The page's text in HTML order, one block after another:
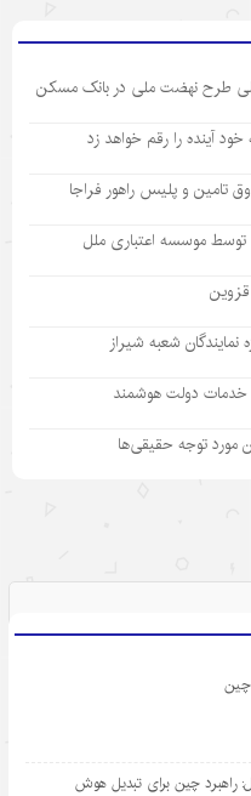
طرح نهضت ملی در بانک مسکن
آینده را رقم خواهد زد
تامین و پلیس راهور فراجا
قزوین
نمایندگان شعبه شیراز
خدمات دولت هوشمند
مورد توجه حقیقی‌ها
چین
راهبرد چین برای تبدیل هوش